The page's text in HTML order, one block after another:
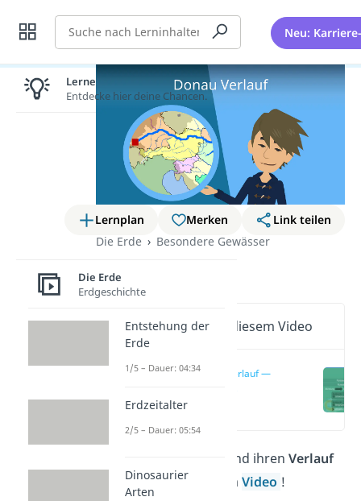
Suche Neu:
Lernplan Merken
Link teilen
Die Erde
Besondere Gewässer
Donau Verlauf
Wichtige Inhalte in diesem Video
Donau Verlauf —
und ihrenVerlauf
erfährst du hier und imVideo !
Lernen lohnt sich!
Entdecke hier deine Chancen.
Die Erde
Erdgeschichte
Entstehung der
Erde
1/5 – Dauer: 04:34
Erdzeitalter
2/5 – Dauer: 05:54
Dinosaurier
Arten